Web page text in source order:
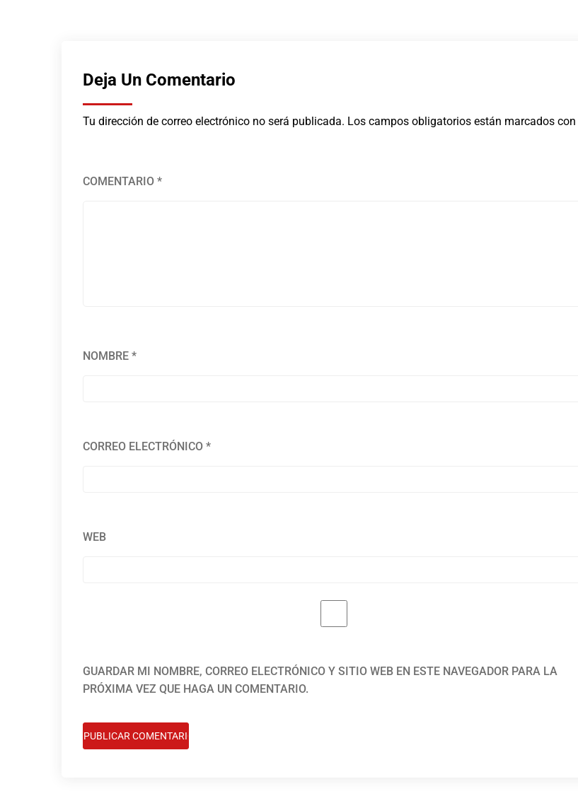
Deja Un Comentario
Tu dirección de correo electrónico no será publicada. Los campos obligatorios están marcados con
COMENTARIO *
NOMBRE *
CORREO ELECTRÓNICO *
WEB
GUARDAR MI NOMBRE, CORREO ELECTRÓNICO Y SITIO WEB EN ESTE NAVEGADOR PARA LA
PRÓXIMA VEZ QUE HAGA UN COMENTARIO.